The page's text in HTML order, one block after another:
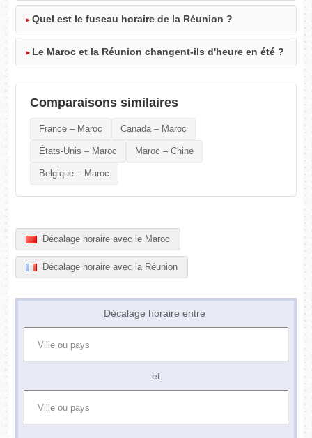
Quel est le fuseau horaire de la Réunion ?
Le Maroc et la Réunion changent-ils d'heure en été ?
Comparaisons similaires
France – Maroc Canada – Maroc
États-Unis – Maroc Maroc – Chine
Belgique – Maroc
Décalage horaire avec le Maroc
Décalage horaire avec la Réunion
Décalage horaire entre
et